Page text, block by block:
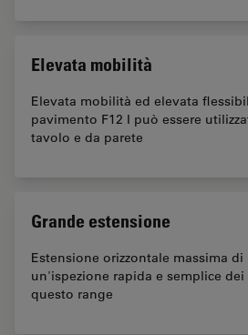
Elevata mobilità
Elevata mobilità ed elevata
pavimento F12 I può essere
tavolo e da parete
Grande estensione
Estensione orizzontale massima di
un'ispezione rapida e semplice
questo range